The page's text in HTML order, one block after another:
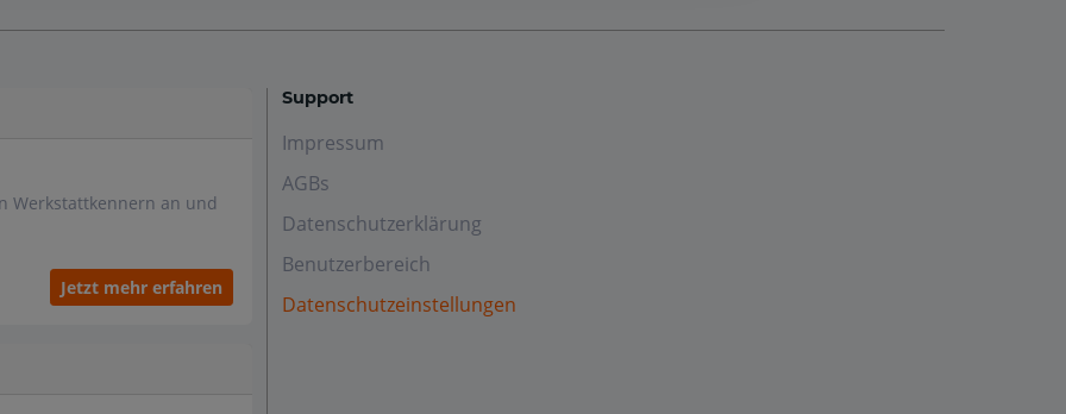
Werkstattkennern an und
Jetzt mehr erfahren
Support
Impressum
AGBs
Datenschutzerklärung
Benutzerbereich
Datenschutzeinstellungen